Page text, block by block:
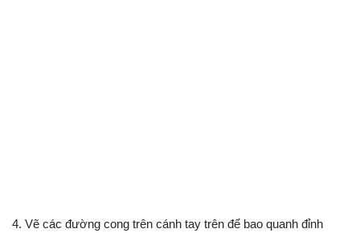
4. Vẽ các đường cong trên cánh tay trên để bao quanh đỉnh